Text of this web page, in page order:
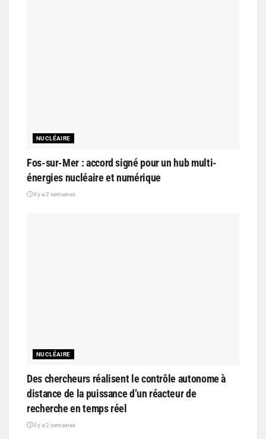
NUCLÉAIRE
Fos-sur-Mer : accord signé pour un hub multi-
énergies nucléaire et numérique
il y a 2 semaines
NUCLÉAIRE
Des chercheurs réalisent le contrôle autonome à
distance de la puissance d’un réacteur de
recherche en temps réel
il y a 2 semaines